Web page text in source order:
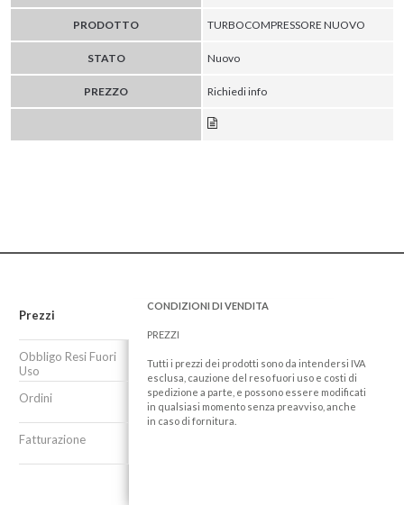
PRODOTTO TURBOCOMPRESSORE NUOVO
STATO Nuovo
PREZZO Richiedi info
Prezzi
Obbligo Resi Fuori
Uso
Ordini
Fatturazione
CONDIZIONI DI VENDITA
PREZZI
Tutti i prezzi dei prodotti sono da intendersi IVA
esclusa, cauzione del reso fuori uso e costi di
spedizione a parte, e possono essere modificati
in qualsiasi momento senza preavviso, anche
in caso di fornitura.